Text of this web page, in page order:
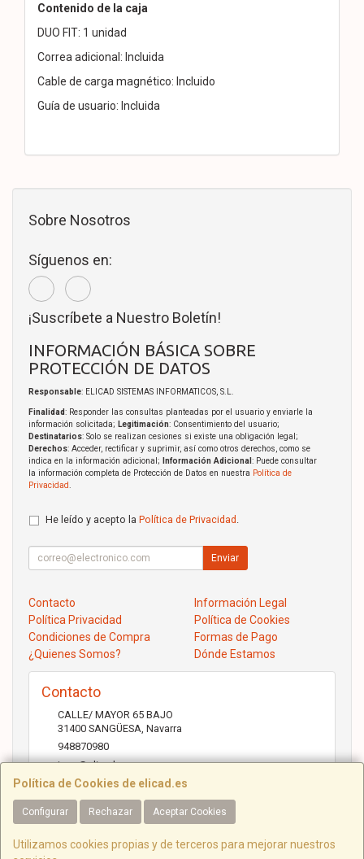
Contenido de la caja
DUO FIT: 1 unidad
Correa adicional: Incluida
Cable de carga magnético: Incluido
Guía de usuario: Incluida
Política de Cookies de elicad.es
Configurar Rechazar Aceptar Cookies
Utilizamos cookies propias y de terceros para mejorar nuestros
Sobre Nosotros
Síguenos en:
¡Suscríbete a Nuestro Boletín!
INFORMACIÓN BÁSICA SOBRE
PROTECCIÓN DE DATOS
Responsable: ELICAD SISTEMAS INFORMATICOS, S.L.
Finalidad: Responder las consultas planteadas por el usuario y enviarle la
información solicitada; Legitimación: Consentimiento del usuario;
Destinatarios: Solo se realizan cesiones si existe una obligación legal;
Derechos: Acceder, rectificar y suprimir, así como otros derechos, como se
indica en la información adicional;
Información Adicional : Puede consultar
la información completa de Protección de Datos en nuestra Política de
Privacidad
He leído y acepto la Política de Privacidad
Enviar
Contacto
Información Legal
Política Privacidad
Política de Cookies
Condiciones de Compra
Formas de Pago
¿Quienes Somos?
Dónde Estamos
Contacto
CALLE/ MAYOR 65 BAJO
31400 SANGÜESA Navarra
948870980
jose@elicad.com
Horario
Lunes a Viernes 9:30 a 20:00 Sábados 10.00 a 14.00